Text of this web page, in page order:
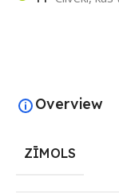
Overview
ZĪMOLS